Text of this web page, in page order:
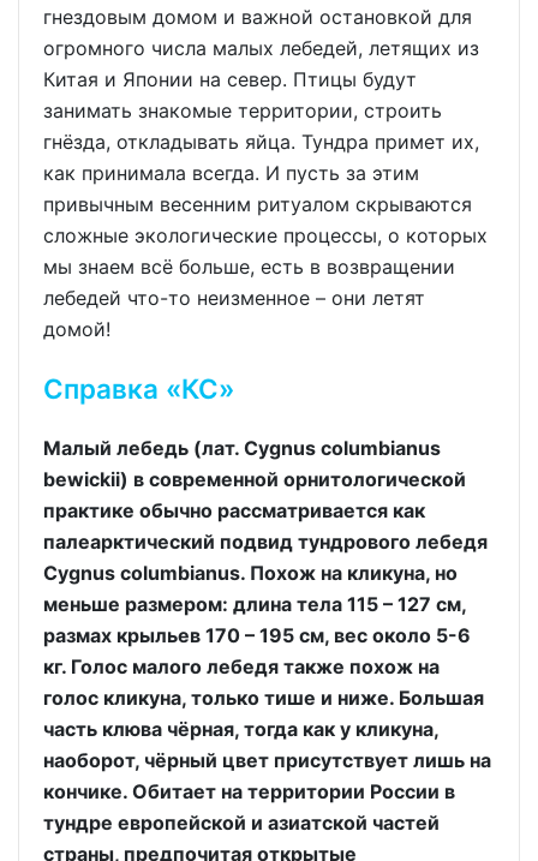
гнездовым домом и важной остановкой для
огромного числа малых лебедей, летящих из
Китая и Японии на север. Птицы будут
занимать знакомые территории, строить
гнёзда, откладывать яйца. Тундра примет их,
как принимала всегда. И пусть за этим
привычным весенним ритуалом скрываются
сложные экологические процессы, о которых
мы знаем всё больше, есть в возвращении
лебедей что-то неизменное – они летят
домой!
Справка «КС»
Малый лебедь (лат. Cygnus columbianus
bewickii) в современной орнитологической
практике обычно рассматривается как
палеарктический подвид тундрового лебедя
Cygnus columbianus. Похож на кликуна, но
меньше размером: длина тела 115 – 127 см,
размах крыльев 170 – 195 см, вес около 5-6
кг. Голос малого лебедя также похож на
голос кликуна, только тише и ниже. Большая
часть клюва чёрная, тогда как у кликуна,
наоборот, чёрный цвет присутствует лишь на
кончике. Обитает на территории России в
тундре европейской и азиатской частей
страны, предпочитая открытые